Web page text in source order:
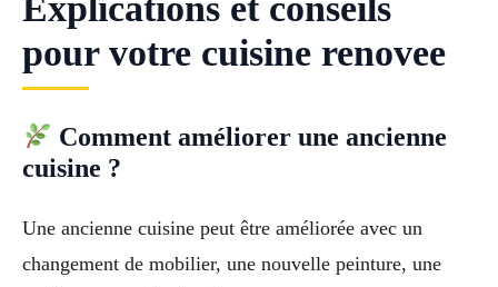
pour votre cuisine renovee
Comment améliorer une ancienne
cuisine ?
Une ancienne cuisine peut être améliorée avec un
changement de mobilier, une nouvelle peinture, une